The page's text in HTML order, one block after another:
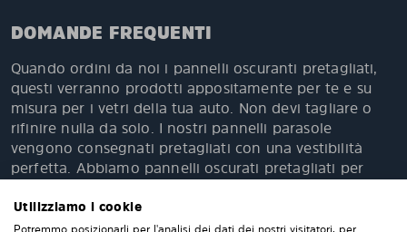
DOMANDE FREQUENTI
Quando ordini da noi i pannelli oscuranti pretagliati,
questi verranno prodotti appositamente per te e su
misura per i vetri della tua auto. Non devi tagliare o
rifinire nulla da solo. I nostri pannelli parasole
vengono consegnati pretagliati con una vestibilità
perfetta. Abbiamo pannelli oscurati pretagliati per
Utilizziamo i cookie
Potremmo posizionarli per l'analisi dei dati dei nostri visitatori, per